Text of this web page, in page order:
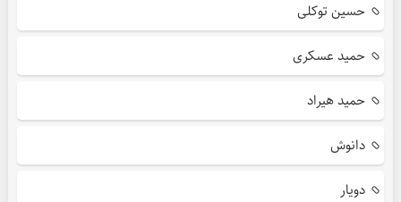
حسین توکلی
حمید عسکری
حمید هیراد
دانوش
دویار